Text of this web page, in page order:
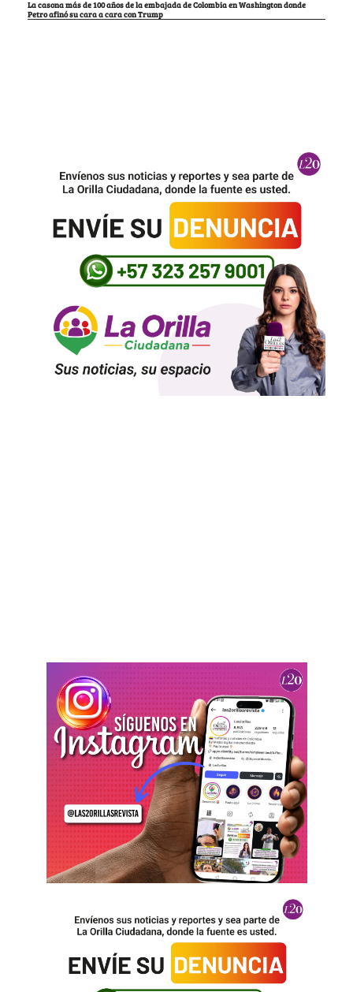
La casona más de 100 años de la embajada de Colombia en Washington donde
Petro afinó su cara a cara con Trump